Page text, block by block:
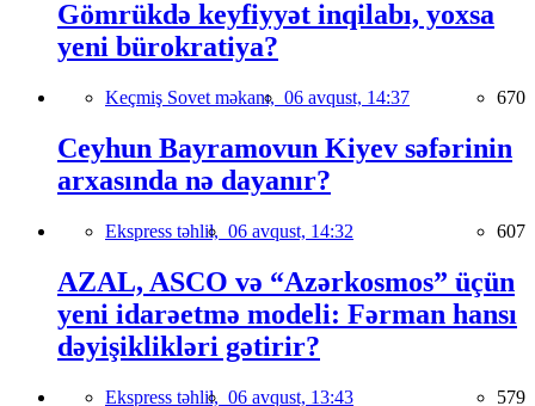
Gömrükdə keyfiyyət inqilabı, yoxsa
yeni bürokratiya?
Keçmiş Sovet məkanı, 06 avqust, 14:37 670
Ceyhun Bayramovun Kiyev səfərinin
arxasında nə dayanır?
Ekspress təhlil, 06 avqust, 14:32 607
AZAL, ASCO və “Azərkosmos” üçün
yeni idarəetmə modeli: Fərman hansı
dəyişiklikləri gətirir?
Ekspress təhlil, 06 avqust, 13:43 579